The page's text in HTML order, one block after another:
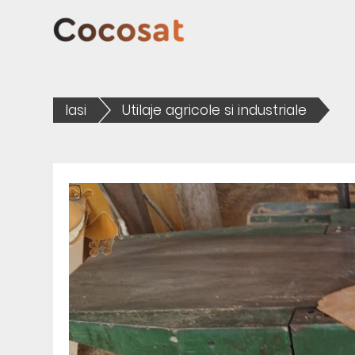
Iasi Utilaje agricole si industriale